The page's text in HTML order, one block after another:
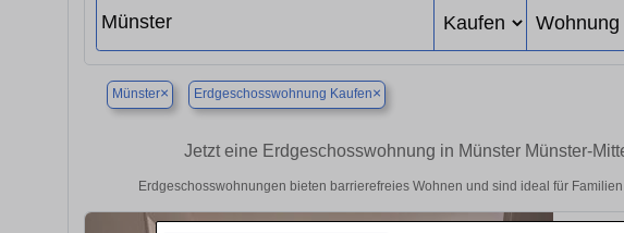
Münster× Erdgeschosswohnung Kaufen×
Jetzt eine Erdgeschosswohnung in Münster Münster-
Erdgeschosswohnungen bieten barrierefreies Wohnen und sind ideal für